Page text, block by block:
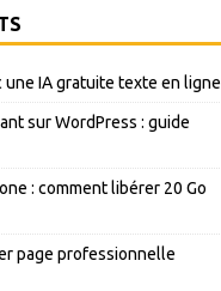
IA gratuite texte en ligne
sur WordPress : guide
: comment libérer 20 Go
page professionnelle